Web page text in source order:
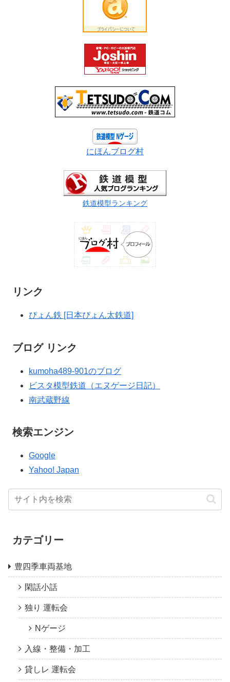
にほんブログ村
鉄道模型ランキング
リンク
ぴょん鉄 [日本ぴょん太鉄道]
ブログ リンク
kumoha489-901のブログ
ビスタ模型鉄道（エヌゲージ日記）
南武蔵野線
検索エンジン
Google
Yahoo! Japan
カテゴリー
豊四季車両基地
閑話小話
独り 運転会
Nゲージ
入線・整備・加工
貸しレ 運転会